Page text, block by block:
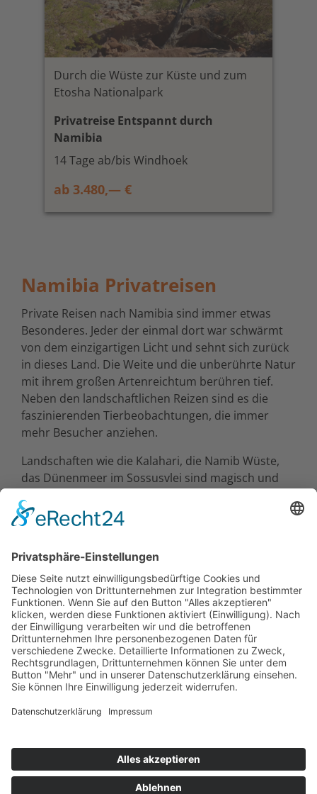
Durch die Wüste zur Küste und zum
Etosha Nationalpark
Privatreise Entspannt durch
Namibia
14 Tage ab/bis Windhoek
ab 3.480,— €
Namibia Privatreisen
Private Reisen nach Namibia sind immer etwas
Besonderes. Jeder der einmal dort war schwärmt
von dem einzigartigen Licht und sehnt sich zurück
in dieses Land. Die Weite und die unberührte Natur
mit ihrem großen Artenreichtum berühren tief.
Neben den landschaftlichen Reizen sind es die
faszinierenden Tierbeobachtungen, die immer
mehr Besucher anziehen.
Landschaften wie die Kalahari, die Namib Wüste,
das Dünenmeer im Sossusvlei sind magisch und
Etosha Nationalpark, herzlich die Gastfreundschaft
bei den Stämmen der Himba oder San, in den
Mit unserenGruppenreisen Namibiageht es durch
das Land mit maximal 12 Teilnehmern. Mit unsere
Selbstfahrertouren Namibiaerkunden Sie das Land
sicher auf eigene Faust. Die schönsten
Naturparadiese im südlichen Afrika erleben Sie auf
einer Kombinationsreise alsSelbstfahrertour
durch Namibia und Botswana.
Kontakt Newsletter AGB Datenschutz
Cookie Einstellungen